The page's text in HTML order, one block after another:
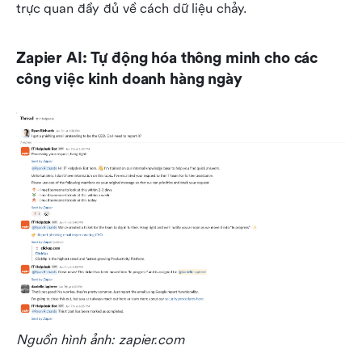
trực quan đầy đủ về cách dữ liệu chảy.
Zapier AI: Tự động hóa thông minh cho các
công việc kinh doanh hàng ngày
Nguồn hình ảnh: zapier.com